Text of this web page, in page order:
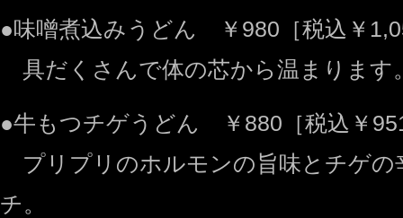
●味噌煮込みうどん ￥980［税込￥
具だくさんで体の芯から温まります
●牛もつチゲうどん ￥880［税込￥
プリプリのホルモンの旨味とチゲの
チ。